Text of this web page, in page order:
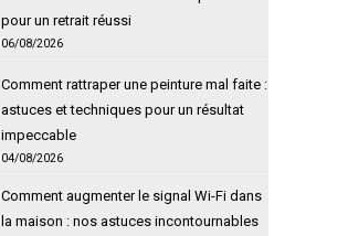
pour un retrait réussi
06/08/2026
Comment rattraper une peinture mal faite :
astuces et techniques pour un résultat
impeccable
04/08/2026
Comment augmenter le signal Wi-Fi dans
la maison : nos astuces incontournables